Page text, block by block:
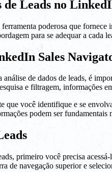
de Leads no
poderosa que fornece
para se adequar a
Sales
análise de dados de leads, é
e filtragem, informações
você identifique e se
podem ser fundamentais
primeiro você precisa
de navegação superior e